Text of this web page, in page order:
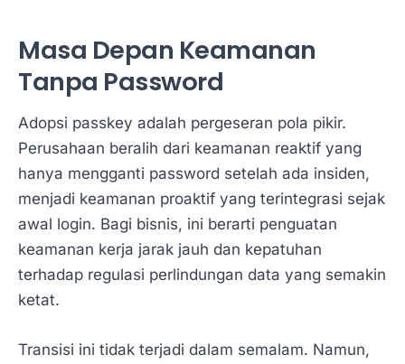
Masa Depan Keamanan
Tanpa Password
Adopsi passkey adalah pergeseran pola pikir.
Perusahaan beralih dari keamanan reaktif yang
hanya mengganti password setelah ada insiden,
menjadi keamanan proaktif yang terintegrasi sejak
awal login. Bagi bisnis, ini berarti penguatan
keamanan kerja jarak jauh dan kepatuhan
terhadap regulasi perlindungan data yang semakin
ketat.
Transisi ini tidak terjadi dalam semalam. Namun,